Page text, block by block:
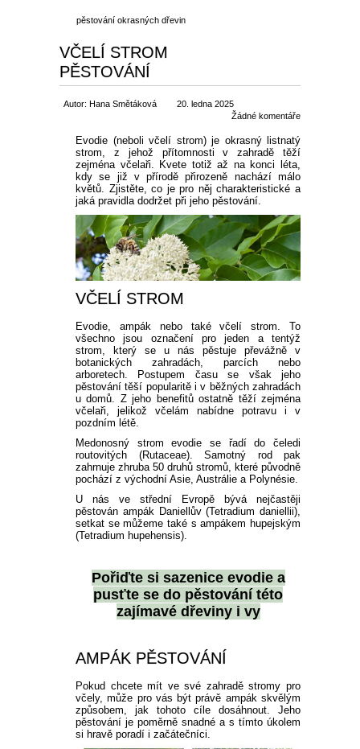
pěstování okrasných dřevin
VČELÍ STROM
PĚSTOVÁNÍ
Autor: Hana Smětáková
20. ledna 2025
Žádné komentáře
Evodie (neboli včelí strom) je okrasný listnatý
strom, z jehož přítomnosti v zahradě těží
zejména včelaři. Kvete totiž až na konci léta,
kdy se již v přírodě přirozeně nachází málo
květů. Zjistěte, co je pro něj charakteristické a
jaká pravidla dodržet při jeho pěstování.
VČELÍ STROM
Evodie, ampák nebo také včelí strom. To
všechno jsou označení pro jeden a tentýž
strom, který se u nás pěstuje převážně v
botanických zahradách, parcích nebo
arboretech. Postupem času se však jeho
pěstování těší popularitě i v běžných zahradách
u domů. Z jeho benefitů ostatně těží zejména
včelaři, jelikož včelám nabídne potravu i v
pozdním létě.
Medonosný strom evodie se řadí do čeledi
routovitých (Rutaceae). Samotný rod pak
zahrnuje zhruba 50 druhů stromů, které původně
pochází z východní Asie, Austrálie a Polynésie.
U nás ve střední Evropě bývá nejčastěji
pěstován ampák Daniellův (Tetradium daniellii),
setkat se můžeme také s ampákem hupejským
(Tetradium hupehensis).
Pořiďte si sazenice evodiea
pusťte se do pěstování této
zajímavé dřeviny i vy
AMPÁK PĚSTOVÁNÍ
Pokud chcete mít ve své zahradě stromy pro
včely, může pro vás být právě ampák skvělým
způsobem, jak tohoto cíle dosáhnout. Jeho
pěstování je poměrně snadné a s tímto úkolem
si hravě poradí i začátečníci.